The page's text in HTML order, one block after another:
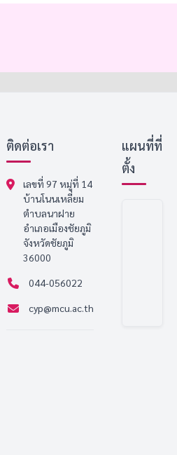
ติดต่อเรา
เลขที่ 97 หมู่ที่ 14
บ้านโนนเหลี่ยม
ตำบลนาฝาย
อำเภอเมืองชัยภูมิ
จังหวัดชัยภูมิ
36000
044-056022
cyp@mcu.ac.th
แผนที่ที่
ตั้ง